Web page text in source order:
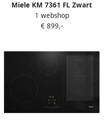
Miele KM 7361 FL Zwart
Ingebouwd 62 cm
Inductiekookplaat zones 4
1 webshop
€ 899,-